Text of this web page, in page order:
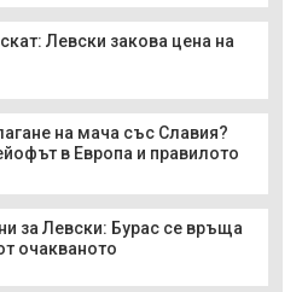
Левски закова цена на
на мача със Славия?
в Европа и правилото
за Левски: Бурас се връща
очакваното